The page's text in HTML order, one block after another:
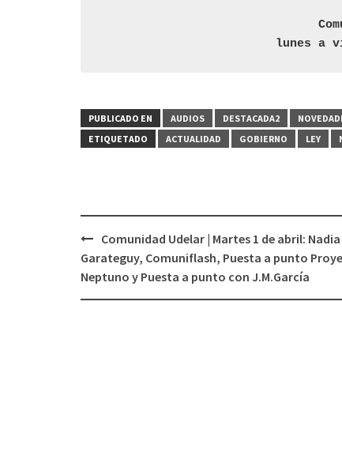
lunes a
PUBLICADO EN AUDIOS DESTACADA2
ETIQUETADO
ACTUALIDAD GOBIERNO LEY
Navegación
de
entradas
Comunidad Udelar | Martes 1 de abril: Nadia
Garateguy, Comuniflash, Puesta a punto
Neptuno y Puesta a punto con J.M.García